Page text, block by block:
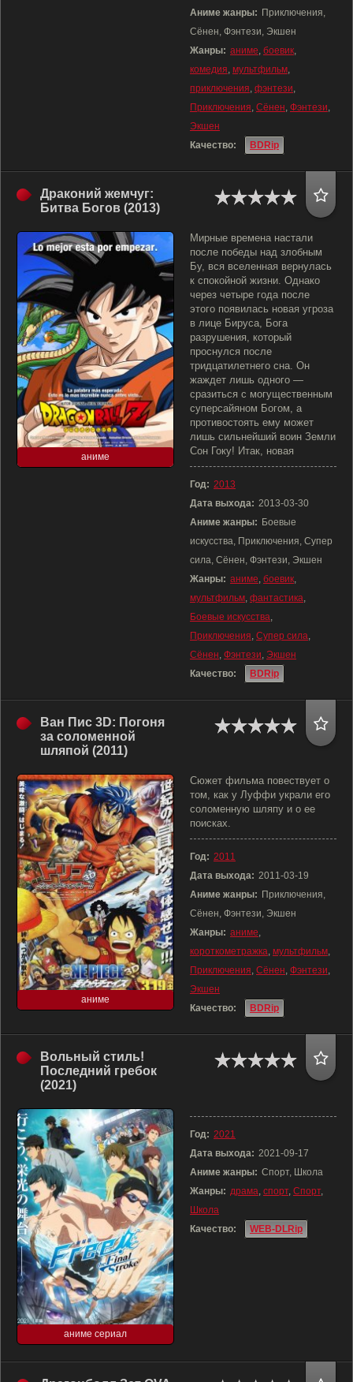
Аниме жанры: Приключения,
Сёнен, Фэнтези, Экшен
Жанры: аниме, боевик,
комедия, мультфильм,
приключения, фэнтези,
Приключения, Сёнен, Фэнтези,
Экшен
Качество:
BDRip
Драконий жемчуг:
Битва Богов (2013)
аниме
Мирные времена настали
после победы над злобным
Бу, вся вселенная вернулась
к спокойной жизни. Однако
через четыре года после
этого появилась новая угроза
в лице Бируса, Бога
разрушения, который
проснулся после
тридцатилетнего сна. Он
жаждет лишь одного —
сразиться с могущественным
суперсайяном Богом, а
противостоять ему может
лишь сильнейший воин Земли
Сон Гоку! Итак, новая
Год: 2013
Дата выхода: 2013-03-30
Аниме жанры: Боевые
искусства, Приключения, Супер
сила, Сёнен, Фэнтези, Экшен
Жанры: аниме, боевик,
мультфильм, фантастика,
Боевые искусства,
Приключения, Супер сила,
Сёнен, Фэнтези, Экшен
Качество:
BDRip
Ван Пис 3D: Погоня
за соломенной
шляпой (2011)
аниме
Сюжет фильма повествует о
том, как у Луффи украли его
соломенную шляпу и о ее
поисках.
Год: 2011
Дата выхода: 2011-03-19
Аниме жанры: Приключения,
Сёнен, Фэнтези, Экшен
Жанры: аниме,
короткометражка, мультфильм,
Приключения, Сёнен, Фэнтези,
Экшен
Качество:
BDRip
Вольный стиль!
Последний гребок
(2021)
аниме сериал
Год: 2021
Дата выхода: 2021-09-17
Аниме жанры: Спорт, Школа
Жанры: драма, спорт, Спорт,
Школа
Качество:
WEB-DLRip